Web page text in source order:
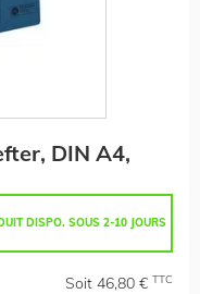
DIN A4,
DISPO. SOUS 2-10 JOURS
Soit 46,80 € TTC